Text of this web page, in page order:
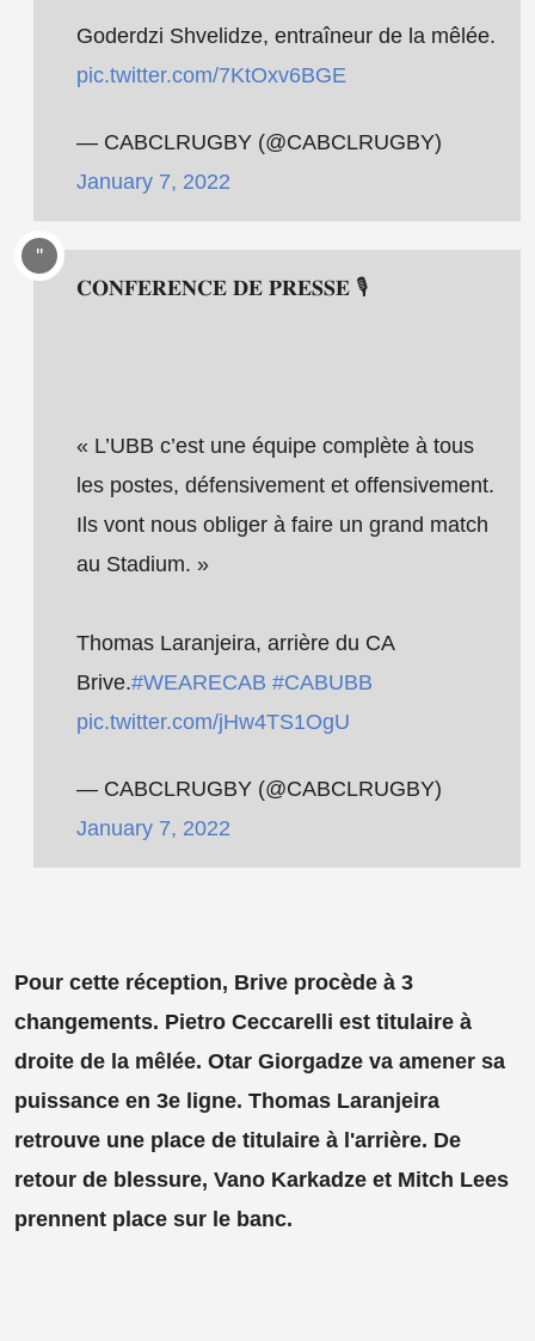
Goderdzi Shvelidze, entraîneur de la mêlée.
pic.twitter.com/7KtOxv6BGE
— CABCLRUGBY (@CABCLRUGBY)
January 7, 2022
𝐂𝐎𝐍𝐅𝐄𝐑𝐄𝐍𝐂𝐄 𝐃𝐄 𝐏𝐑𝐄𝐒𝐒𝐄 🎙
« L’UBB c’est une équipe complète à tous
les postes, défensivement et offensivement.
Ils vont nous obliger à faire un grand match
au Stadium. »
Thomas Laranjeira, arrière du CA
Brive.#WEARECAB #CABUBB
pic.twitter.com/jHw4TS1OgU
— CABCLRUGBY (@CABCLRUGBY)
January 7, 2022
Pour cette réception, Brive procède à 3
changements. Pietro Ceccarelli est titulaire à
droite de la mêlée. Otar Giorgadze va amener sa
puissance en 3e ligne. Thomas Laranjeira
retrouve une place de titulaire à l'arrière. De
retour de blessure, Vano Karkadze et Mitch Lees
prennent place sur le banc.